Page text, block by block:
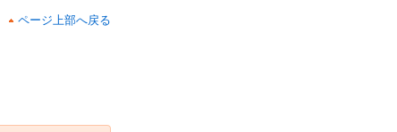
ページ上部へ戻る